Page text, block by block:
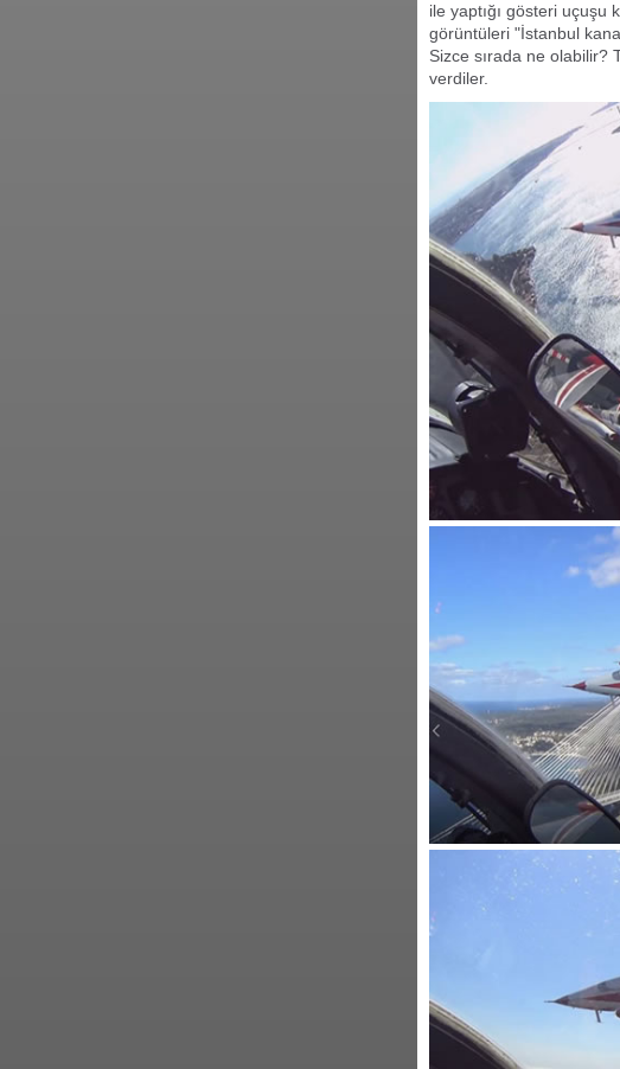
ile yaptığı gösteri uçuşu
görüntüleri "İstanbul
Sizce sırada ne olabilir?
verdiler.